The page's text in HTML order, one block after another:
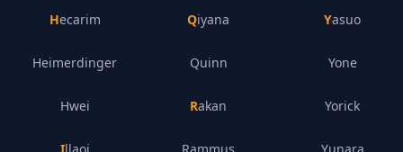
Hecarim
Heimerdinger
Hwei
Qiyana
Quinn
Rakan
Yasuo
Yone
Yorick